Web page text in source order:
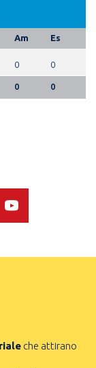
Am Es
0 0
0 0
che attirano